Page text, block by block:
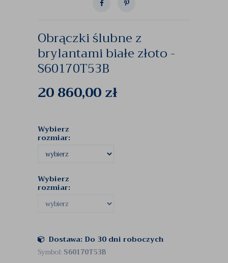
Obrączki ślubne z
brylantami białe złoto -
S60170T53B
20 860,00zł
Wybierz
rozmiar:
Wybierz
rozmiar:
Dostawa: Do 30 dni roboczych
Symbol: S60170T53B